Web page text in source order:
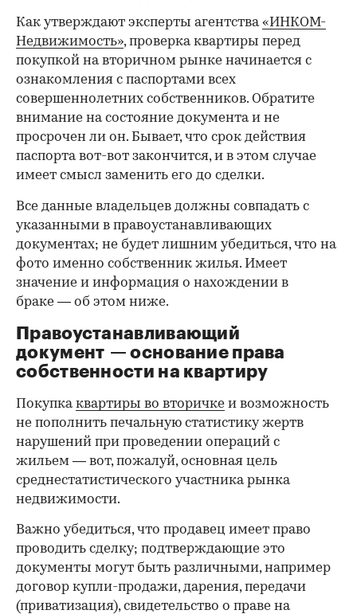
Как утверждают эксперты агентства«ИНКОМ-
Недвижимость», проверка квартиры перед
покупкой на вторичном рынке начинается с
ознакомления с паспортами всех
совершеннолетних собственников. Обратите
внимание на состояние документа и не
просрочен ли он. Бывает, что срок действия
паспорта вот-вот закончится, и в этом случае
имеет смысл заменить его до сделки.
00:00 / 00:00
Все данные владельцев должны совпадать с
указанными в правоустанавливающих
документах; не будет лишним убедиться, что на
фото именно собственник жилья. Имеет
значение и информация о нахождении в
браке — об этом ниже.
Правоустанавливающий
документ — основание права
собственности на квартиру
Покупкаквартиры во вторичке и возможность
не пополнить печальную статистику жертв
нарушений при проведении операций с
жильем — вот, пожалуй, основная цель
среднестатистического участника рынка
недвижимости.
Важно убедиться, что продавец имеет право
проводить сделку; подтверждающие это
документы могут быть различными, например
договор купли-продажи, дарения, передачи
(приватизация), свидетельство о праве на